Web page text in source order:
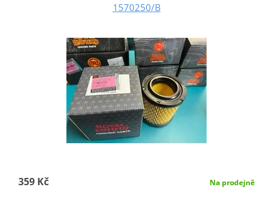
1570250/B
359 Kč Na prodejně